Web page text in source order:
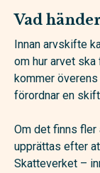
Vad
Innan arvskifte
om hur arvet
kommer
förordnar en
Om det finns
upprättas efter
Skatteverket –